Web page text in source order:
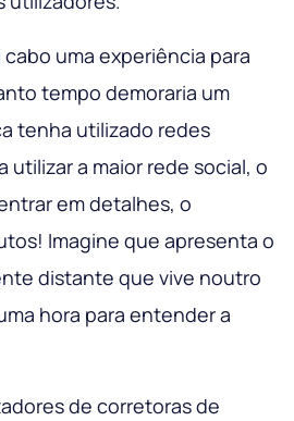
uma experiência para
tempo demoraria um
tenha utilizado redes
utilizar a maior rede social, o
em detalhes, o
Imagine que apresenta o
distante que vive noutro
hora para entender a
de corretoras de